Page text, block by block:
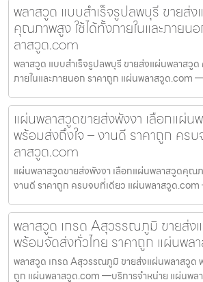
พลาสวูด แบบสำเร็จรูปลพบุรี ขายส่
คุณภาพสูง ใช้ได้ทั้งภายในและภายน
ลาสวูด.com
พลาสวูด แบบสำเร็จรูปลพบุรี ขายส่งแผ่นพลาสวู
ภายในและภายนอก ราคาถูก แผ่นพลาสวูด.com
แผ่นพลาสวูดขายส่งพังงา เลือกแผ่
พร้อมส่งถึงใจ – งานดี ราคาถูก คร
ลาสวูด.com
แผ่นพลาสวูดขายส่งพังงา เลือกแผ่นพลาสวูดคุณ
งานดี ราคาถูก ครบจบที่เดียว แผ่นพลาสวูด
พลาสวูด เกรด Aสุวรรณภูมิ ขายส่ง
พร้อมจัดส่งทั่วไทย ราคาถูก แผ่นพล
พลาสวูด เกรด Aสุวรรณภูมิ ขายส่งแผ่นพลาสวูด
ถูก แผ่นพลาสวูด.com —บริการจำหน่าย แผ่นพล